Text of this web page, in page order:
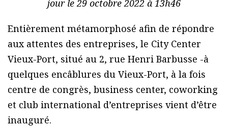
jour le 29 octobre 2022 à 13h46
Entièrement métamorphosé afin de répondre
aux attentes des entreprises, le City Center
Vieux-Port, situé au 2, rue Henri Barbusse -à
quelques encâblures du Vieux-Port, à la fois
centre de congrès, business center, coworking
et club international d’entreprises vient d’être
inauguré.